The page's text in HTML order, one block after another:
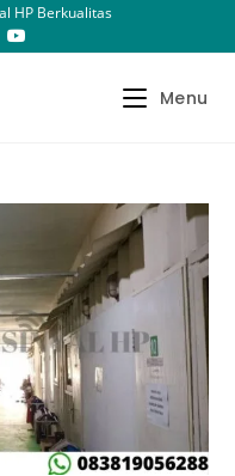
HP Berkualitas
Menu